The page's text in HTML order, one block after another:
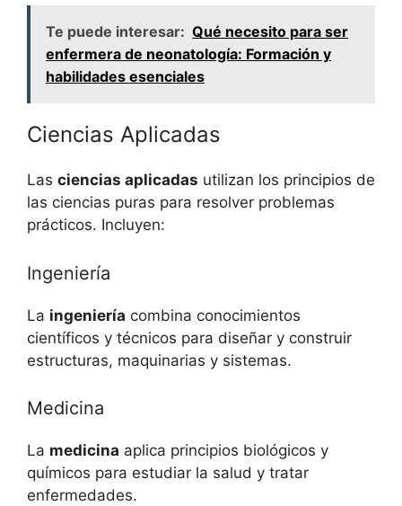
Te puede interesar: Qué necesito para ser
enfermera de neonatología: Formación y
habilidades esenciales
Ciencias Aplicadas
Las ciencias aplicadas utilizan los principios de
las ciencias puras para resolver problemas
prácticos. Incluyen:
Ingeniería
La ingeniería combina conocimientos
científicos y técnicos para diseñar y construir
estructuras, maquinarias y sistemas.
Medicina
La medicina aplica principios biológicos y
químicos para estudiar la salud y tratar
enfermedades.